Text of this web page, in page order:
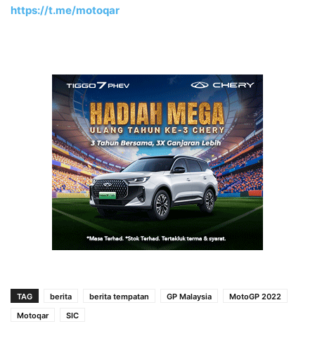
https://t.me/motoqar
TAG berita berita tempatan GP Malaysia
MotoGP 2022
Motoqar
SIC